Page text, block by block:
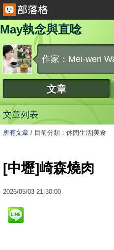
May執念與直唸
作家：Mei-wen
文章
文章列表
所有文章 / 目前分類：休閒生活|美食
[中壢]崎森燒肉
2026/05/03 21:30:00